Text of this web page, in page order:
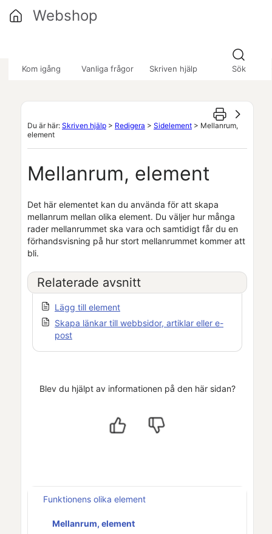
Kom igång Vanliga frågor Skriven hjälp Sök
Webshop
Du är här: Skriven hjälp > Redigera > Sidelement > Mellanrum,
element
Mellanrum, element
Det här elementet kan du använda för att skapa
mellanrum mellan olika element. Du väljer hur många
rader mellanrummet ska vara och samtidigt får du en
förhandsvisning på hur stort mellanrummet kommer att
bli.
Relaterade avsnitt
Lägg till element
Skapa länkar till webbsidor, artiklar eller e-
post
Blev du hjälpt av informationen på den här sidan?
Funktionens olika element
Mellanrum, element